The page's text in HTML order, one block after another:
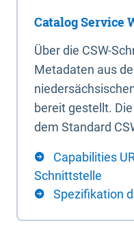
Catalog Service
Über die CSW-
Metadaten aus
bereit gestellt.
dem Standard
Capabilities
Schnittstelle
Spezifikation